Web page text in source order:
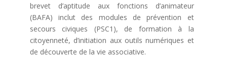
brevet d’aptitude aux fonctions d’animateur
(BAFA) inclut des modules de prévention et
secours civiques (PSC1), de formation à la
citoyenneté, d’initiation aux outils numériques et
de découverte de la vie associative.